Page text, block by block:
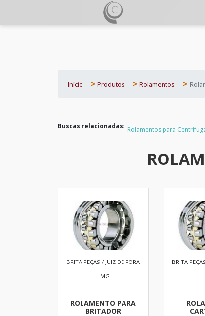
Início Produtos Rolamentos
Buscas relacionadas: Rolamentos para
BRITA PEÇAS / JUIZ DE FORA
- MG
ROLAMENTO PARA
BRITADOR
BRITA